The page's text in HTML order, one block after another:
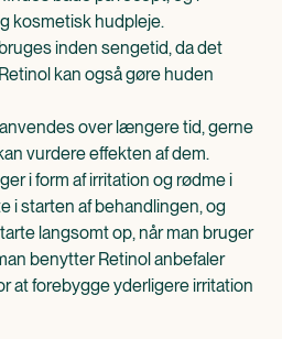
kosmetisk hudpleje.
inden sengetid, da det
kan også gøre huden
over længere tid, gerne
vurdere effekten af dem.
i form af irritation og rødme i
i starten af behandlingen, og
langsomt op, når man bruger
benytter Retinol anbefaler
at forebygge yderligere irritation